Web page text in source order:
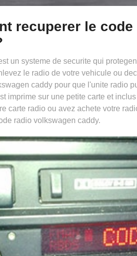
recuperer le
un systeme de securite qui
le radio de votre vehicule ou
caddy pour que l'unite radio
imprime sur une petite carte et
carte radio ou avez achete votre
radio volkswagen caddy.